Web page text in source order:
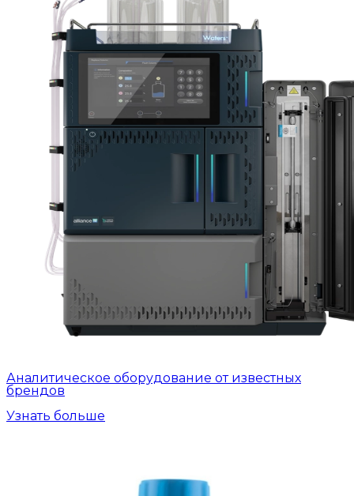
Аналитическое оборудование от известных
брендов
Узнать больше